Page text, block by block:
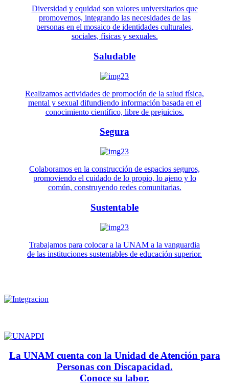
Diversidad y equidad son valores universitarios que
promovemos, integrando las necesidades de las
personas en el mosaico de identidades culturales,
sociales, físicas y sexuales.
Saludable
Realizamos actividades de promoción de la salud física,
mental y sexual difundiendo información basada en el
conocimiento científico, libre de prejuicios.
Segura
Colaboramos en la construcción de espacios seguros,
promoviendo el cuidado de lo propio, lo ajeno y lo
común, construyendo redes comunitarias.
Sustentable
Trabajamos para colocar a la UNAM a la vanguardia
de las instituciones sustentables de educación superior.
La UNAM cuenta con la Unidad de Atención para
Personas con Discapacidad.
Conoce su labor.